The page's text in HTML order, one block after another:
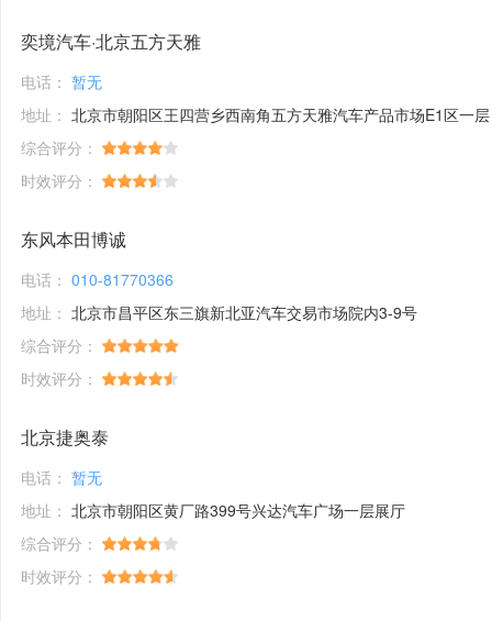
奕境汽车·北京五方天雅
电话： 暂无
地址： 北京市朝阳区王四营乡西南角五方天雅汽车产品市场E1区一层
综合评分：
时效评分：
东风本田博诚
电话： 010-81770366
地址： 北京市昌平区东三旗新北亚汽车交易市场院内3-9号
综合评分：
时效评分：
北京捷奥泰
电话： 暂无
地址： 北京市朝阳区黄厂路399号兴达汽车广场一层展厅
综合评分：
时效评分：